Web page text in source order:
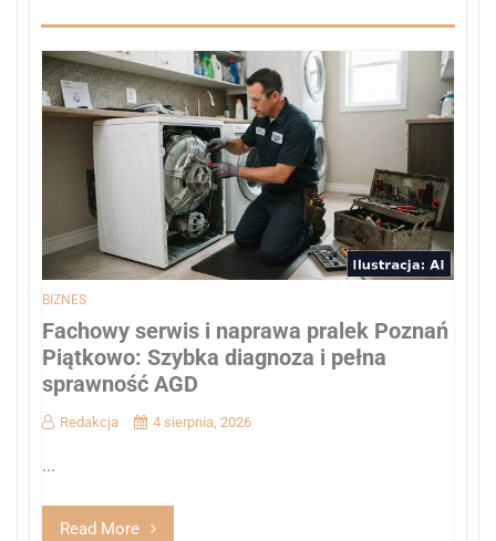
BIZNES
Fachowy serwis i naprawa pralek Poznań
Piątkowo: Szybka diagnoza i pełna
sprawność AGD
Redakcja 4 sierpnia, 2026
...
Read More